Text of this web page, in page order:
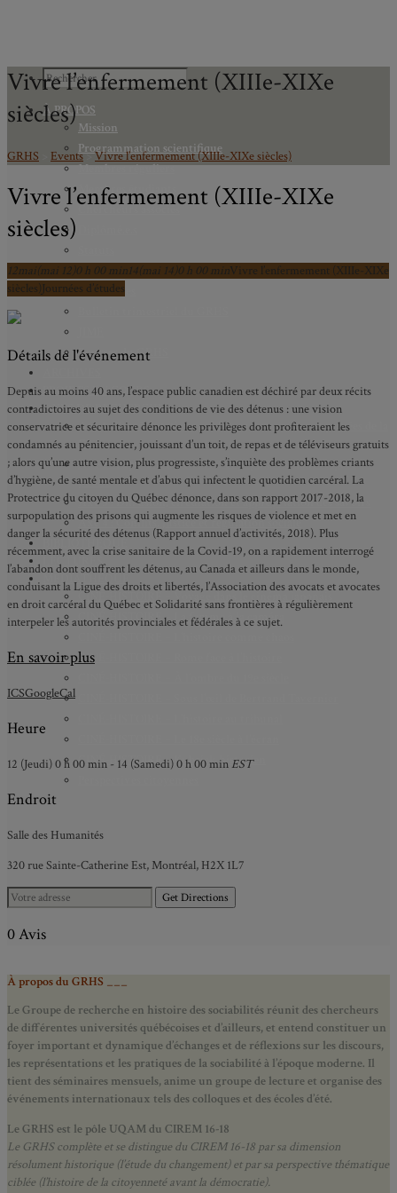
À PROPOS
Mission
Programmation scientifique
Membres réguliers
Membres étudiants
Chercheurs associés
Gouvernance
Partenaires
Bourses du GRHS
PROJETS EN COURS
AXES DE RECHERCHE
Axe 1 : Représentations publiques, communes et privées de la
Cité
Axe 2 : Réputation, célébrité et popularité dans l’espace
public
Axe 3 : Diffusion, circulation et appropriation des savoirs
Axe 4 : Conflits, justice et régulation sociale
BIBLIOTHÈQUE
LECTURES
MÉDIATHÈQUE
CINÉ-HISTOIRE – Voyage dans le cinéma japonais
CINÉ-HISTOIRE – La femme à la caméra
CINÉ-HISTOIRE – Rome face à l’histoire
CINÉ-HISTOIRE – Kubrick historien
Vivre l’enfermement (XIIIe-XIXe
siècles)
GRHS Events>Vivre l’enfermement (XIIIe-XIXe siècles)
Vivre l’enfermement (XIIIe-XIXe
siècles)
12mai(mai 12)0 h 00 min14(mai 14)0 h 00 minVivre l’enfermement (XIIIe-XIXe
siècles)Journées d’études
Détails de l'événement
Depuis au moins 40 ans, l’espace public canadien est déchiré par deux récits
contradictoires au sujet des conditions de vie des détenus : une vision
conservatrice et sécuritaire dénonce les privilèges dont profiteraient les
condamnés au pénitencier, jouissant d’un toit, de repas et de téléviseurs gratuits
; alors qu’une autre vision, plus progressiste, s’inquiète des problèmes criants
d’hygiène, de santé mentale et d’abus qui infectent le quotidien carcéral. La
Protectrice du citoyen du Québec dénonce, dans son rapport 2017-2018, la
surpopulation des prisons qui augmente les risques de violence et met en
danger la sécurité des détenus (Rapport annuel d’activités, 2018). Plus
récemment, avec la crise sanitaire de la Covid-19, on a rapidement interrogé
l’abandon dont souffrent les détenus, au Canada et ailleurs dans le monde,
conduisant la Ligue des droits et libertés, l’Association des avocats et avocates
en droit carcéral du Québec et Solidarité sans frontières à régulièrement
interpeler les autorités provinciales et fédérales à ce sujet.
En savoir plus
ICSGoogleCal
Heure
12 (Jeudi) 0 h 00 min - 14 (Samedi) 0 h 00 min EST
Endroit
Salle des Humanités
320 rue Sainte-Catherine Est, Montréal, H2X 1L7
Get Directions
0 Avis
À propos du GRHS ___
Le Groupe de recherche en histoire des sociabilités réunit des chercheurs
de différentes universités québécoises et d’ailleurs, et entend constituer un
foyer important et dynamique d’échanges et de réflexions sur les discours,
les représentations et les pratiques de la sociabilité à l’époque moderne. Il
tient des séminaires mensuels, anime un groupe de lecture et organise des
événements internationaux tels des colloques et des écoles d’été.
Le GRHS est le pôle UQAM du CIREM 16-18
Le GRHS complète et se distingue du CIREM 16-18 par sa dimension
résolument historique (l’étude du changement) et par sa perspective thématique
ciblée (l’histoire de la citoyenneté avant la démocratie).